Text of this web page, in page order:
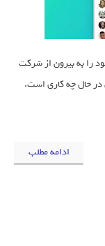
را به بیرون از شرکت
در حال چه کاری است.
ادامه مطلب